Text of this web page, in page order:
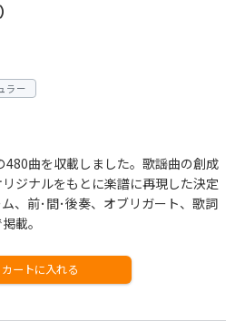
ラー
曲を収載しました。歌謡曲の創成
ジナルをもとに楽譜に再現した決定
、前･間･後奏、オブリガート、歌詞
載。
カートに入れる